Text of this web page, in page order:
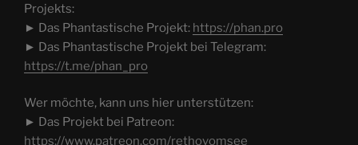
Projekts:
► Das Phantastische Projekt: https://phan.pro
► Das Phantastische Projekt bei Telegram:
https://t.me/phan_pro
Wer möchte, kann uns hier unterstützen:
► Das Projekt bei Patreon:
https://www.patreon.com/rethovomsee